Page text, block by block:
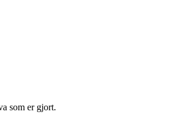
som er gjort.